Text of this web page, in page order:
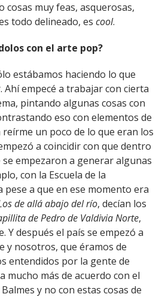
cosas muy feas, asquerosas,
todo delineado, es cool.
con el arte pop?
estábamos haciendo lo que
Ahí empecé a trabajar con cierta
pintando algunas cosas con
eso con elementos de
un poco de lo que eran los
a coincidir con que dentro
se empezaron a generar algunas
con la Escuela de la
pese a que en ese momento era
de allá abajo del río, decían los
de Pedro de Valdivia Norte,
Y después el país se empezó a
y nosotros, que éramos de
entendidos por la gente de
mucho más de acuerdo con el
y no con estas cosas de